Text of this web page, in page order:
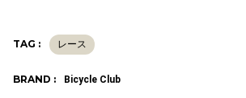
TAG : レース
BRAND : Bicycle Club